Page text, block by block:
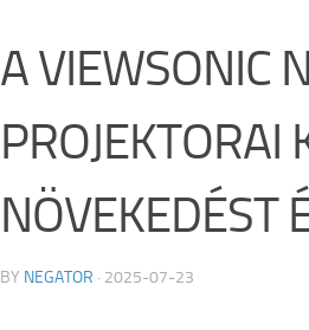
A VIEWSONIC
PROJEKTORAI
NÖVEKEDÉST
BY NEGATOR · 2025-07-23